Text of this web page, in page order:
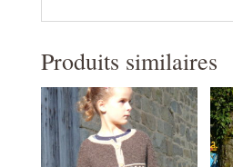
Produits similaires